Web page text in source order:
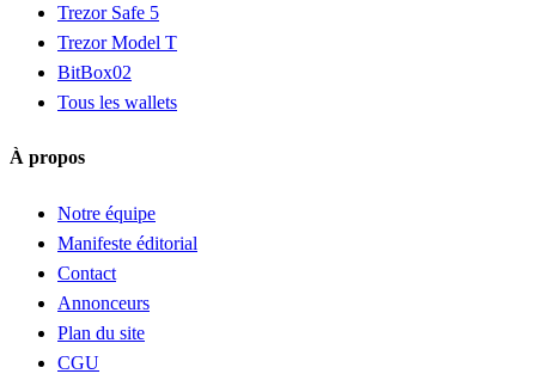
Trezor Safe 5
Trezor Model T
BitBox02
Tous les wallets
À propos
Notre équipe
Manifeste éditorial
Contact
Annonceurs
Plan du site
CGU